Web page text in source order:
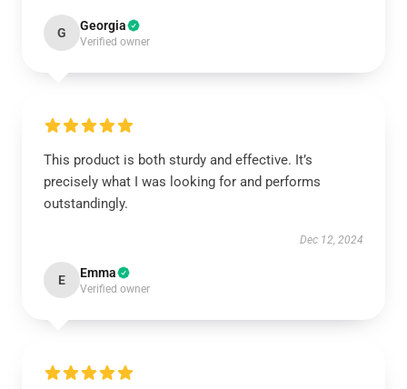
G Georgia
Verified owner
This product is both sturdy and effective. It’s
precisely what I was looking for and performs
outstandingly.
Dec 12, 2024
E Emma
Verified owner